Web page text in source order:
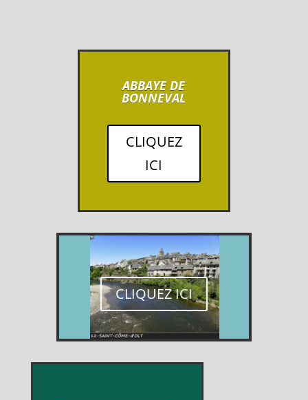
ABBAYE DE
BONNEVAL
CLIQUEZ
ICI
CLIQUEZ ICI